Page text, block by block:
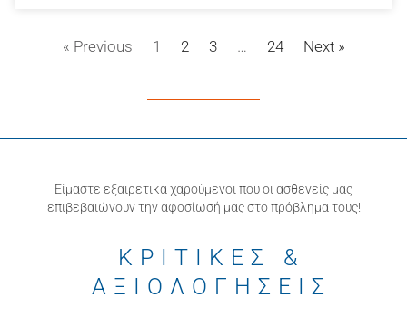
« Previous 1 2 3 … 24 Next »
Είμαστε εξαιρετικά χαρούμενοι που οι ασθενείς μας
επιβεβαιώνουν την αφοσίωσή μας στο πρόβλημα τους!
ΚΡΙΤΙΚΕΣ &
ΑΞΙΟΛΟΓΗΣΕΙΣ